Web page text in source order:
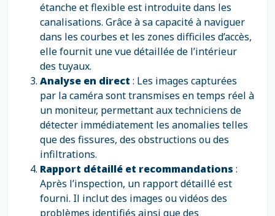
étanche et flexible est introduite dans les
canalisations. Grâce à sa capacité à naviguer
dans les courbes et les zones difficiles d’accès,
elle fournit une vue détaillée de l’intérieur
des tuyaux.
Analyse en direct : Les images capturées
par la caméra sont transmises en temps réel à
un moniteur, permettant aux techniciens de
détecter immédiatement les anomalies telles
que des fissures, des obstructions ou des
infiltrations.
Rapport détaillé et recommandations :
Après l’inspection, un rapport détaillé est
fourni. Il inclut des images ou vidéos des
problèmes identifiés ainsi que des